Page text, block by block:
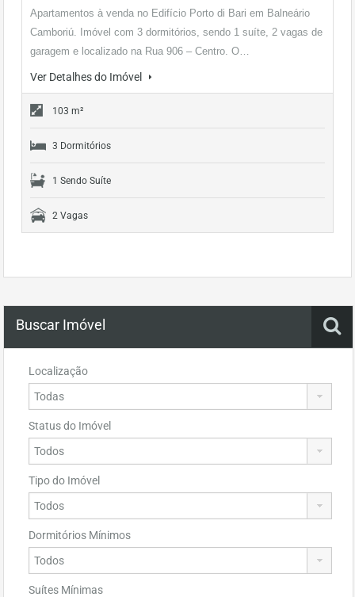
Apartamentos à venda no Edifício Porto di Bari em Balneário
Camboriú. Imóvel com 3 dormitórios, sendo 1 suíte, 2 vagas de
garagem e localizado na Rua 906 – Centro. O…
Ver Detalhes do Imóvel
103 m²
3 Dormitórios
1 Sendo Suíte
2 Vagas
Buscar Imóvel
Localização
Status do Imóvel
Tipo do Imóvel
Dormitórios Mínimos
Suítes Mínimas